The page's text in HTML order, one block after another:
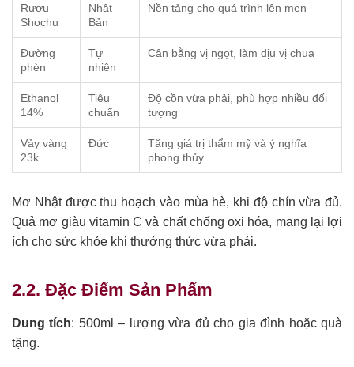
Rượu
Shochu
Nhật
Bản
Nền tảng cho quá trình lên men
Đường
phèn
Tự
nhiên
Cân bằng vị ngọt, làm dịu vị chua
Ethanol
14%
Tiêu
chuẩn
Độ cồn vừa phải, phù hợp nhiều đối
tượng
Vảy vàng
23k
Đức
Tăng giá trị thẩm mỹ và ý nghĩa
phong thủy
Mơ Nhật được thu hoạch vào mùa hè, khi độ chín vừa đủ.
Quả mơ giàu vitamin C và chất chống oxi hóa, mang lại lợi
ích cho sức khỏe khi thưởng thức vừa phải.
2.2. Đặc Điểm Sản Phẩm
Dung tích: 500ml – lượng vừa đủ cho gia đình hoặc quà
tặng.